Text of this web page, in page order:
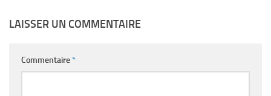
LAISSER UN COMMENTAIRE
Commentaire*